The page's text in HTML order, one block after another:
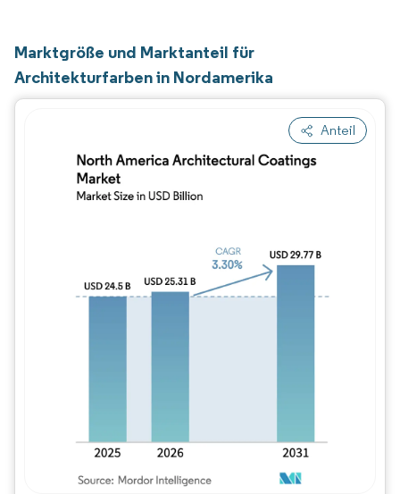
Marktgröße und Marktanteil für
Architekturfarben in Nordamerika
Anteil